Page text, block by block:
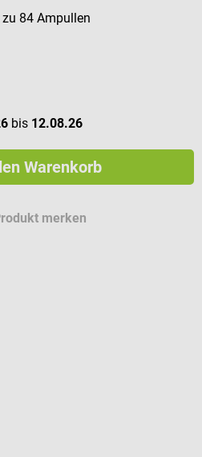
84 Ampullen
bis 12.08.26
Warenkorb
merken